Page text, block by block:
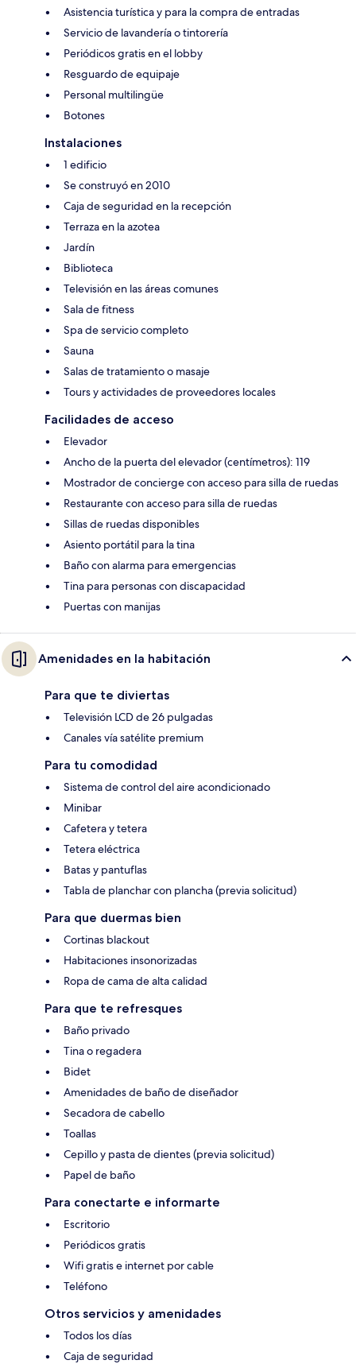
Asistencia turística y para la compra de entradas
Servicio de lavandería o tintorería
Periódicos gratis en el lobby
Resguardo de equipaje
Personal multilingüe
Botones
Instalaciones
1 edificio
Se construyó en 2010
Caja de seguridad en la recepción
Terraza en la azotea
Jardín
Biblioteca
Televisión en las áreas comunes
Sala de fitness
Spa de servicio completo
Sauna
Salas de tratamiento o masaje
Tours y actividades de proveedores locales
Facilidades de acceso
Elevador
Ancho de la puerta del elevador (centímetros): 119
Mostrador de concierge con acceso para silla de ruedas
Restaurante con acceso para silla de ruedas
Sillas de ruedas disponibles
Asiento portátil para la tina
Baño con alarma para emergencias
Tina para personas con discapacidad
Puertas con manijas
Amenidades en la habitación
Para que te diviertas
Televisión LCD de 26 pulgadas
Canales vía satélite premium
Para tu comodidad
Sistema de control del aire acondicionado
Minibar
Cafetera y tetera
Tetera eléctrica
Batas y pantuflas
Tabla de planchar con plancha (previa solicitud)
Para que duermas bien
Cortinas blackout
Habitaciones insonorizadas
Ropa de cama de alta calidad
Para que te refresques
Baño privado
Tina o regadera
Bidet
Amenidades de baño de diseñador
Secadora de cabello
Toallas
Cepillo y pasta de dientes (previa solicitud)
Papel de baño
Para conectarte e informarte
Escritorio
Periódicos gratis
Wifi gratis e internet por cable
Teléfono
Otros servicios y amenidades
Todos los días
Caja de seguridad